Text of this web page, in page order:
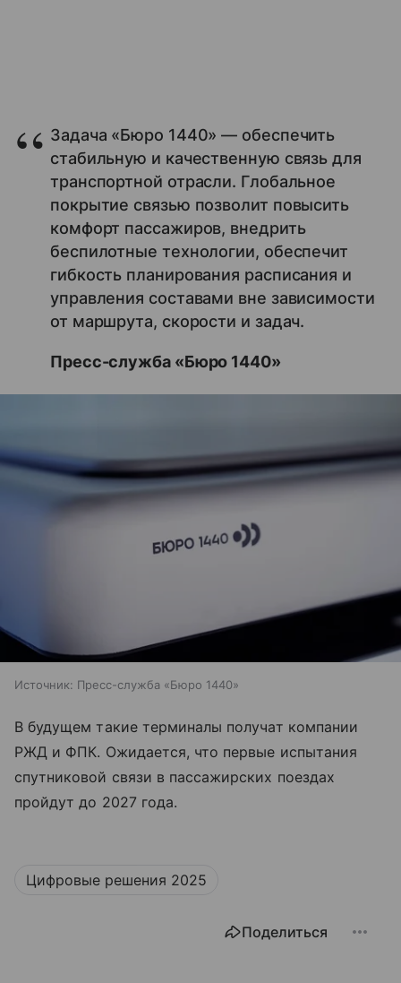
Задача «Бюро 1440» — обеспечить
стабильную и качественную связь для
транспортной отрасли. Глобальное
покрытие связью позволит повысить
комфорт пассажиров, внедрить
беспилотные технологии, обеспечит
гибкость планирования расписания и
управления составами вне зависимости
от маршрута, скорости и задач.
Пресс-служба «Бюро 1440»
Источник: Пресс-служба «Бюро 1440»
В будущем такие терминалы получат компании
РЖД и ФПК. Ожидается, что первые испытания
спутниковой связи в пассажирских поездах
пройдут до 2027 года.
Цифровые решения 2025
Поделиться